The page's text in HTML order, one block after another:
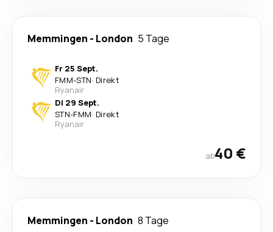
Memmingen - London 5 Tage
Fr 25 Sept.
FMM-STN· Direkt
Ryanair
Di 29 Sept.
STN-FMM· Direkt
Ryanair
ab40 €
Memmingen - London 8 Tage